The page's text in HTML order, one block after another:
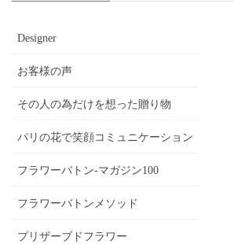
Designer
お客様の声
その人の為だけを想った贈り物
パリの花で笑顔コミュニケーション
フラワーバトン-マガジン100
フラワーバトンメソッド
プリザーブドフラワー